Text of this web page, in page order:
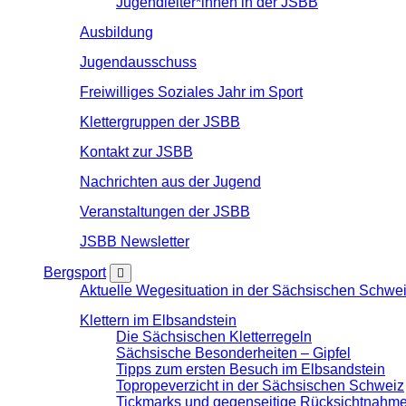
Ausbildung
Jugendausschuss
Freiwilliges Soziales Jahr im Sport
Klettergruppen der JSBB
Kontakt zur JSBB
Nachrichten aus der Jugend
Veranstaltungen der JSBB
JSBB Newsletter
Bergsport
Aktuelle Wegesituation in der Sächsischen
Klettern im Elbsandstein
Die Sächsischen Kletterregeln
Sächsische Besonderheiten – Gipfel
Tipps zum ersten Besuch im Elbsandstein
Topropeverzicht in der Sächsischen Schweiz
Tickmarks und gegenseitige